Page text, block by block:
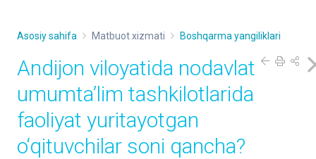
Asosiy sahifa Matbuot xizmati Boshqarma yangiliklari
Andijon viloyatida nodavlat
umumta’lim tashkilotlarida
faoliyat yuritayotgan
o‘qituvchilar soni qancha?